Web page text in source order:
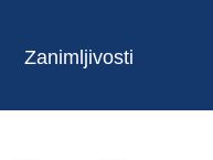
Zanimljivosti